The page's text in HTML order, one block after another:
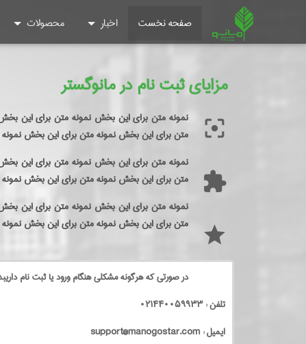
صفحه نخست اخبار محصولات
مزایای ثبت نام در مانوگستر
filter_center_focus
نمونه متن برای این بخش نمونه متن برای این
متن برای این بخش نمونه متن برای این بخش
extension
نمونه متن برای این بخش نمونه متن برای این
متن برای این بخش نمونه متن برای این بخش
grade
نمونه متن برای این بخش نمونه متن برای این
متن برای این بخش نمونه متن برای این بخش
در صورتی که هرگونه مشکلی هنگام ورود یا ثبت نام
تلفن : ۰۲۱۴۴۰۰۵۹۹۳۳
ایمیل : support@manogostar.com